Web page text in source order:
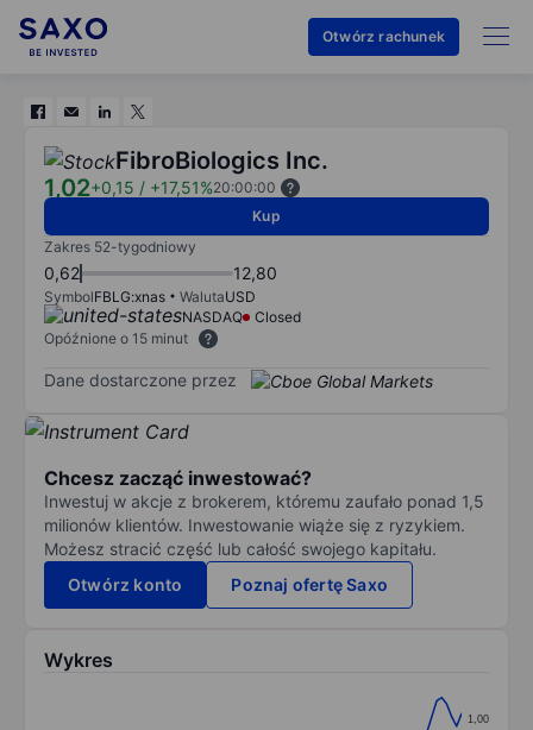
Otwórz rachunek
FibroBiologics Inc.
1,02+0,15 / +17,51%20:00:00
Kup
Zakres 52-tygodniowy
0,62 12,80
SymbolFBLG:xnas WalutaUSD
NASDAQ
Closed
Opóźnione o 15 minut
Dane dostarczone przez
Chcesz zacząć inwestować?
Inwestuj w akcje z brokerem, któremu zaufało ponad 1,5
milionów klientów. Inwestowanie wiąże się z ryzykiem.
Możesz stracić część lub całość swojego kapitału.
Otwórz konto
Poznaj ofertę Saxo
Wykres
1,00